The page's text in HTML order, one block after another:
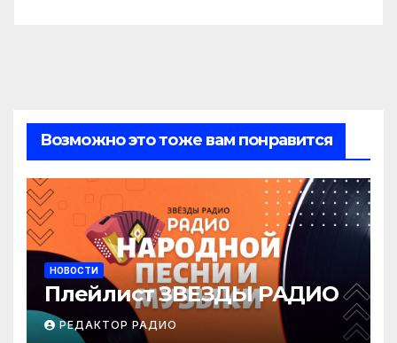
Возможно это тоже вам понравится
НОВОСТИ
Плейлист ЗВЕЗДЫ РАДИО
РЕДАКТОР РАДИО